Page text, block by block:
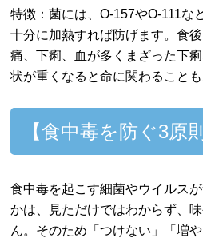
特徴：菌には、O-157やO-111な
十分に加熱すれば防げます。食
痛、下痢、血が多くまざった下
状が重くなると命に関わることも
【食中毒を防ぐ3原則
食中毒を起こす細菌やウイルス
かは、見ただけではわからず、
ん。そのため「つけない」「増